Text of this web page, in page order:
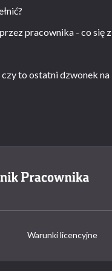
pracownika - co się z
czy to ostatni dzwonek na
Warunki licencyjne